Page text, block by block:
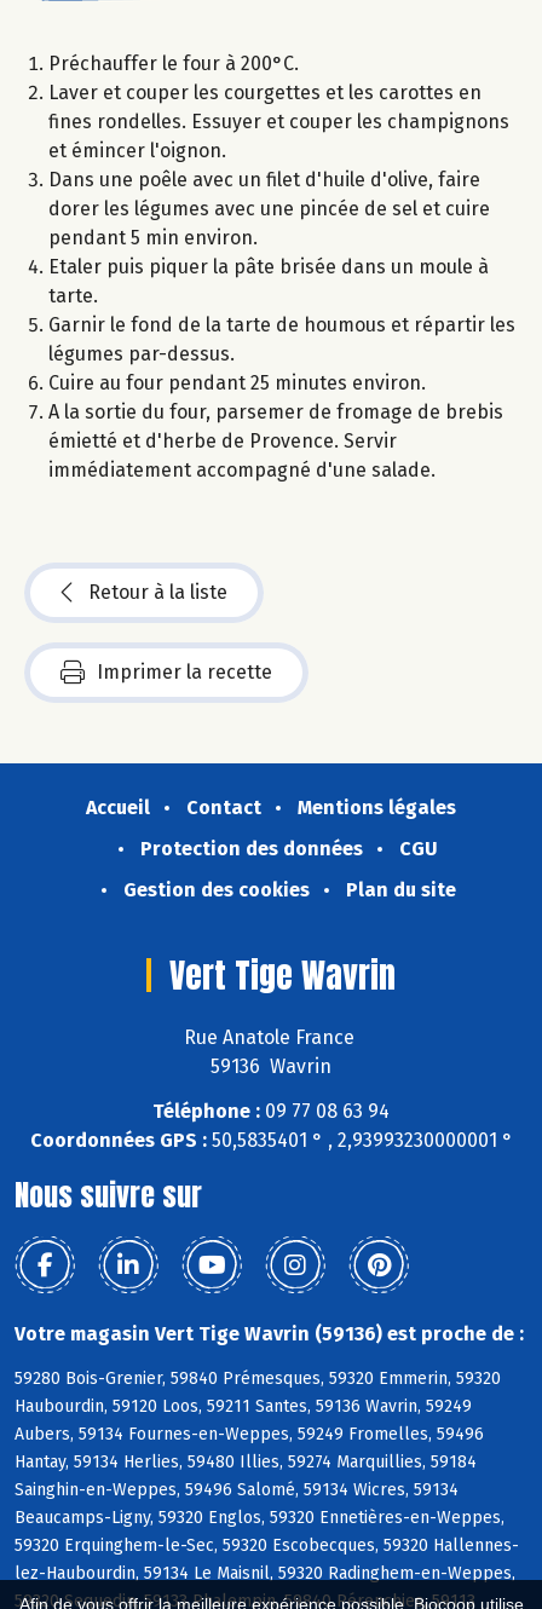
Afin de vous offrir la meilleure expérience possible, Biocoop utilise
Préchauffer le four à 200°C.
Laver et couper les courgettes et les carottes en
fines rondelles. Essuyer et couper les champignons
et émincer l'oignon.
Dans une poêle avec un filet d'huile d'olive, faire
dorer les légumes avec une pincée de sel et cuire
pendant 5 min environ.
Etaler puis piquer la pâte brisée dans un moule à
tarte.
Garnir le fond de la tarte de houmous et répartir les
légumes par-dessus.
Cuire au four pendant 25 minutes environ.
A la sortie du four, parsemer de fromage de brebis
émietté et d'herbe de Provence. Servir
immédiatement accompagné d'une salade.
Retour à la liste
Imprimer la recette
Accueil Contact
Mentions légales
Protection des données
CGU
Gestion des cookies
Plan du site
Vert Tige Wavrin
Rue Anatole France
59136 Wavrin
Téléphone : 09 77 08 63 94
Coordonnées GPS :50,5835401 ° , 2,93993230000001 °
Nous suivre sur
Votre magasin Vert Tige Wavrin (59136) est proche de :
59280 Bois-Grenier, 59840 Prémesques, 59320 Emmerin, 59320
Haubourdin, 59120 Loos, 59211 Santes, 59136 Wavrin, 59249
Aubers, 59134 Fournes-en-Weppes, 59249 Fromelles, 59496
Hantay, 59134 Herlies, 59480 Illies, 59274 Marquillies, 59184
Sainghin-en-Weppes, 59496 Salomé, 59134 Wicres, 59134
Beaucamps-Ligny, 59320 Englos, 59320 Ennetières-en-Weppes,
59320 Erquinghem-le-Sec, 59320 Escobecques, 59320 Hallennes-
lez-Haubourdin, 59134 Le Maisnil, 59320 Radinghem-en-Weppes,
59320 Sequedin, 59133 Phalempin, 59840 Pérenchies, 59113